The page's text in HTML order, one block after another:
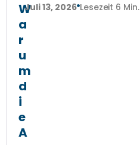
W
a
r
u
m
d
i
e
A
Juli 13, 2026 Lesezeit 6 Min.